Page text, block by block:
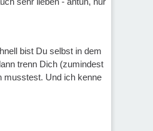
bist Du selbst in dem
trenn Dich (zumindest
musstest. Und ich kenne